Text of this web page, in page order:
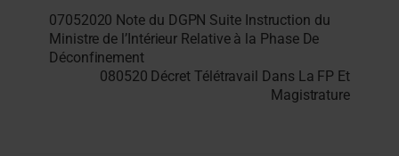
07052020 Note du DGPN Suite Instruction du
Ministre de l’Intérieur Relative à la Phase De
Déconfinement
080520 Décret Télétravail Dans La FP Et
Magistrature